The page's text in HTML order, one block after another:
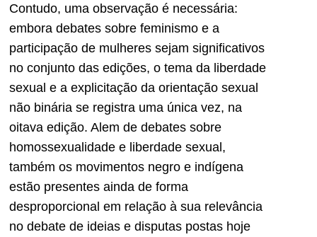
Contudo, uma observação é necessária:
embora debates sobre feminismo e a
participação de mulheres sejam significativos
no conjunto das edições, o tema da liberdade
sexual e a explicitação da orientação sexual
não binária se registra uma única vez, na
oitava edição. Alem de debates sobre
homossexualidade e liberdade sexual,
também os movimentos negro e indígena
estão presentes ainda de forma
desproporcional em relação à sua relevância
no debate de ideias e disputas postas hoje